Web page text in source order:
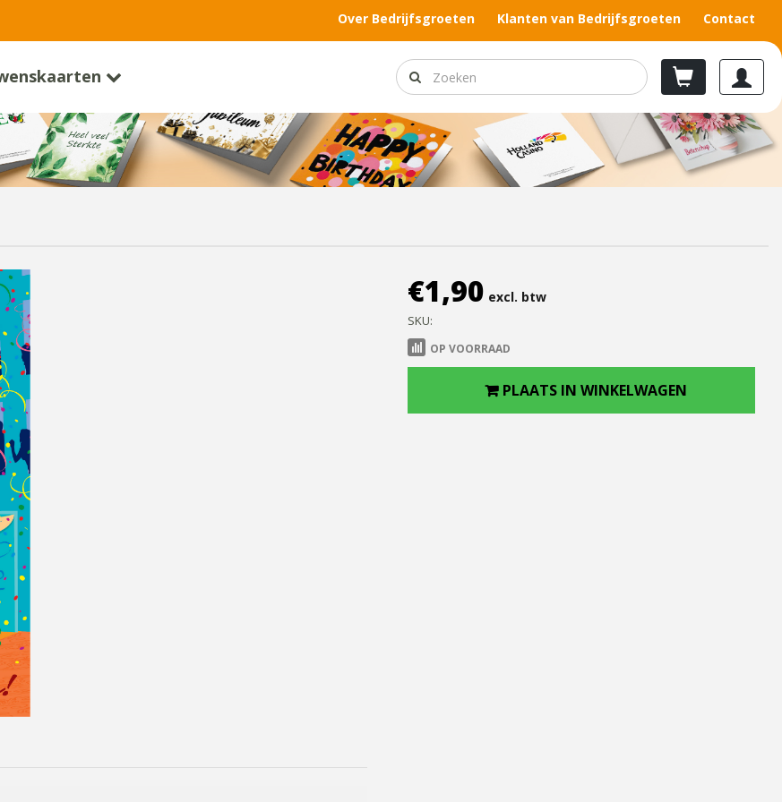
Contact
Klanten van Bedrijfsgroeten
Over Bedrijfsgroeten
€1,90 excl. btw
SKU:
OP VOORRAAD
PLAATS IN WINKELWAGEN